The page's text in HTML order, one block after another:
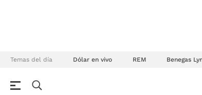
Temas del día Dólar en vivo REM Benegas